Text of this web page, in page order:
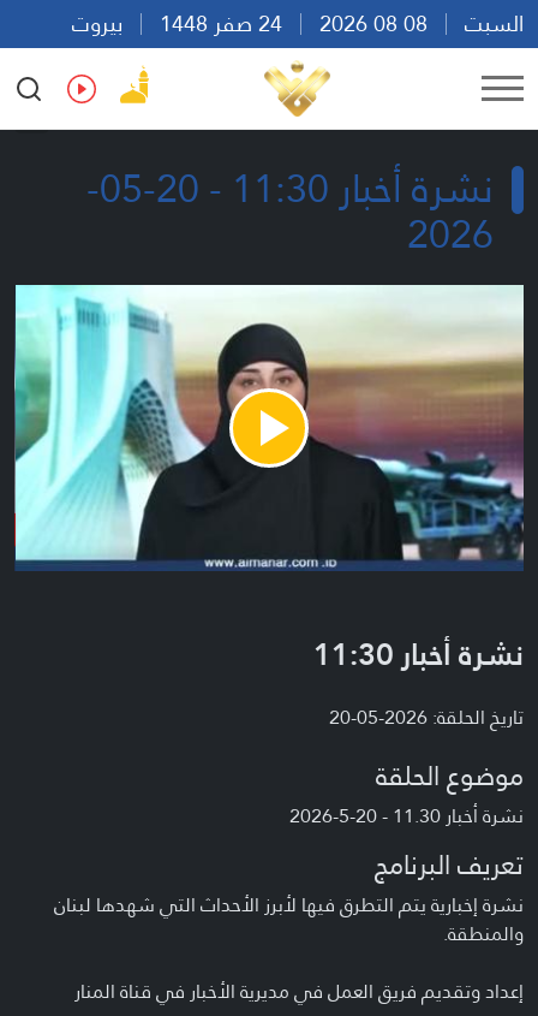
السبت
بيروت
22:16
Ar En Fr Es
نشرة أخبار 11:30 - 20-05-
2026
Play
Video
نشرة أخبار 11:30
تاريخ الحلقة: 2026-05-20
موضوع الحلقة
نشرة أخبار 11.30 - 20-5-2026
تعريف البرنامج
نشرة إخبارية يتم التطرق فيها لأبرز الأحداث التي شهدها لبنان
والمنطقة.
إعداد وتقديم فريق العمل في مديرية الأخبار في قناة المنار